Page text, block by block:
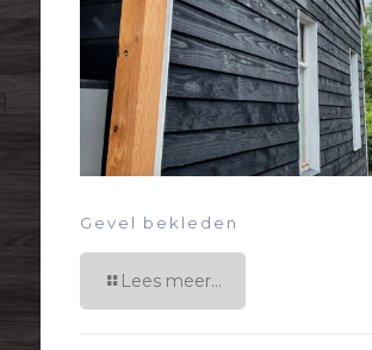
Gevel bekleden
Lees meer...